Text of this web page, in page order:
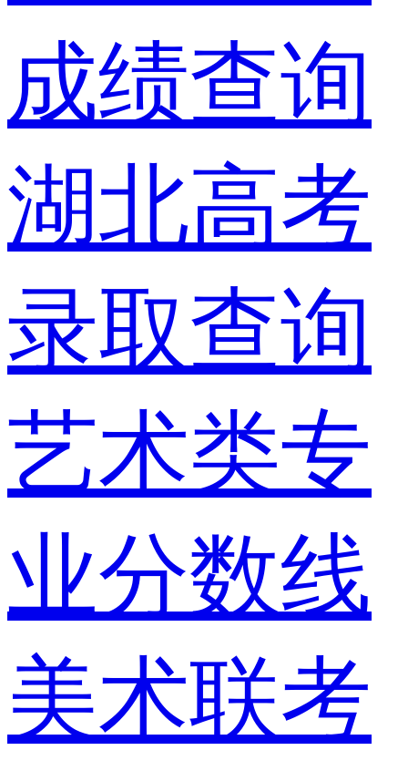
成绩查询
湖北高考
录取查询
艺术类专
业分数线
美术联考